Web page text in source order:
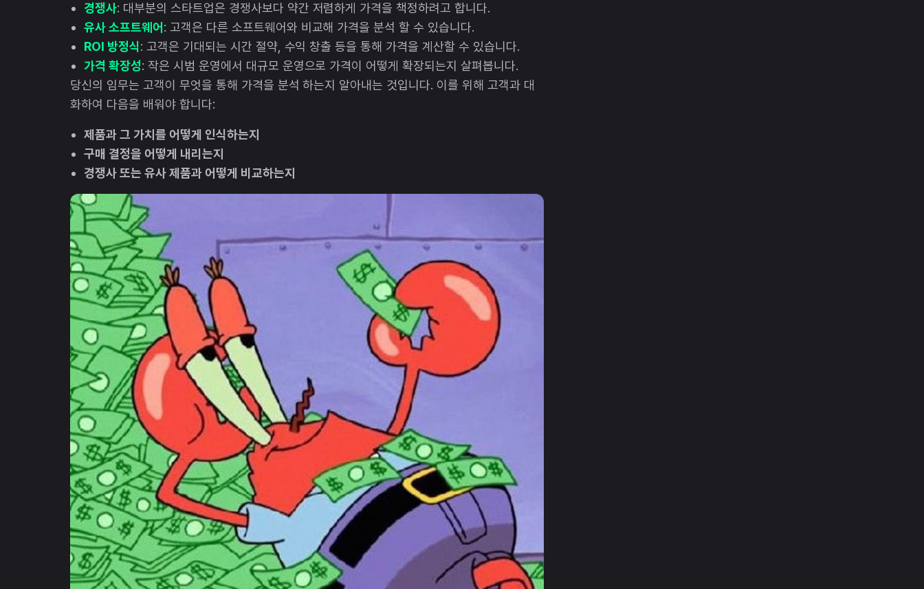
경쟁사: 대부분의 스타트업은 경쟁사보다 약간 저렴하게 가격을 책정하려고 합니다.
유사 소프트웨어 : 고객은 다른 소프트웨어와 비교해 가격을 분석 할 수 있습니다.
ROI 방정식: 고객은 기대되는 시간 절약, 수익 창출 등을 통해 가격을 계산할 수 있습니다.
가격 확장성: 작은 시범 운영에서 대규모 운영으로 가격이 어떻게 확장되는지 살펴봅니다.
당신의 임무는 고객이 무엇을 통해 가격을 분석 하는지 알아내는 것입니다. 이를 위해 고객과 대
화하여 다음을 배워야 합니다:
제품과 그 가치를 어떻게 인식하는지
구매 결정을 어떻게 내리는지
경쟁사 또는 유사 제품과 어떻게 비교하는지